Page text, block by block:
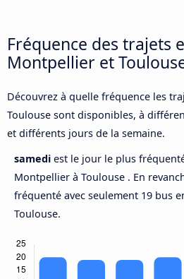
Fréquence des trajets
Montpellier et
Découvrez à quelle fréquence les
Toulouse sont disponibles, à
et différents jours de la semaine.
samedi est le jour le plus
Montpellier à Toulouse . En
fréquenté avec seulement 19 bus
Toulouse.